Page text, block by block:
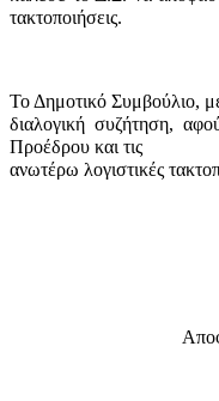
τακτοποιήσεις.
Το Δημοτικό Συμβούλιο,
διαλογική συζήτηση,
Προέδρου και τις
ανωτέρω λογιστικές